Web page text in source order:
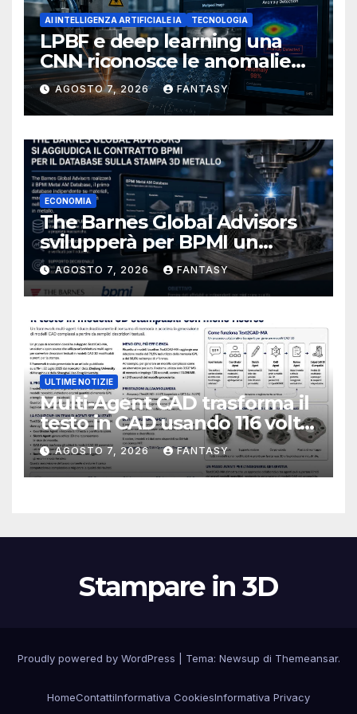
AI INTELLIGENZA ARTIFICIALE IA TECNOLOGIA
LPBF e deep learning una
CNN riconosce le anomalie
del bagno di fusione
AGOSTO 7, 2026 FANTASY
ECONOMIA
The Barnes Global Advisors
svilupperà per BPMI un
database per la stampa 3D
metallica destinata alla filiera
navale statunitense
AGOSTO 7, 2026 FANTASY
ULTIME NOTIZIE
Multi-Agent CAD trasforma il
testo in CAD usando 116 volte
meno token
AGOSTO 7, 2026 FANTASY
Stampare in 3D
Proudly powered by WordPress Tema: Newsup di Themeansar.
HomeContattiInformativa CookiesInformativa Privacy